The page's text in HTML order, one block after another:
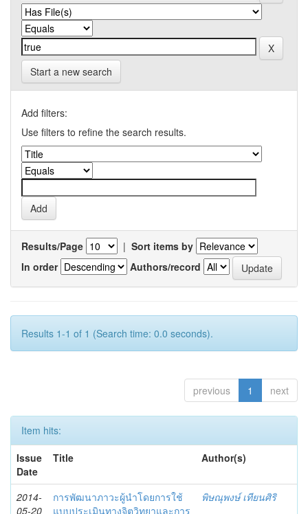
Start a new search
Add filters:
Use filters to refine the search results.
Results/Page | Sort items by
In order
Authors/record
Results 1-1 of 1 (Search time: 0.0 seconds).
previous 1 next
Item hits:
Issue
Date
Title Author(s)
2014-
05-20
การพัฒนาภาวะผู้นำโดยการใช้
แบบประเมินทางจิตวิทยาและการ
พิษณุพงษ์ เทียนศิริ